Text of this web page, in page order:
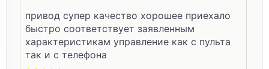
привод супер качество хорошее приехало
быстро соответствует заявленным
характеристикам управление как с пульта
так и с телефона